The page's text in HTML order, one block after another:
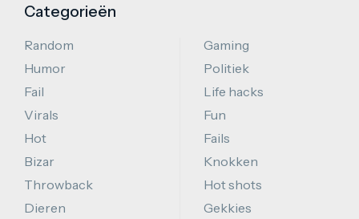
Categorieën
Random
Humor
Fail
Virals
Hot
Bizar
Throwback
Dieren
Gaming
Politiek
Life hacks
Fun
Fails
Knokken
Hot shots
Gekkies